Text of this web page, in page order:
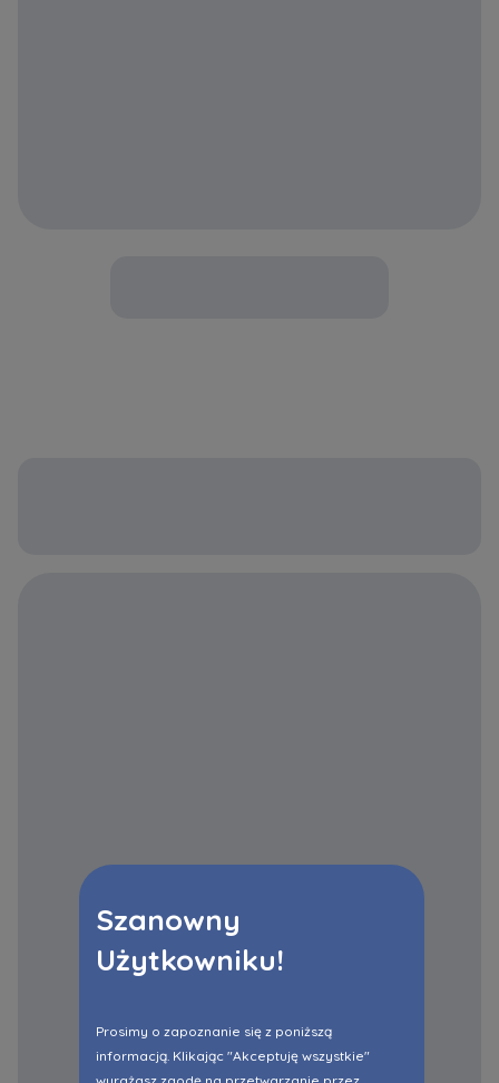
Szanowny
Użytkowniku!
Prosimy o zapoznanie się z poniższą
informacją. Klikając "Akceptuję wszystkie"